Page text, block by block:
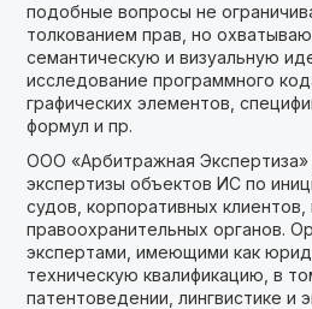
подобные вопросы не
толкованием прав, но
семантическую и визуальную
исследование программного
графических элементов,
формул и пр.
ООО «Арбитражная Экспертиза»
экспертизы объектов ИС по
судов, корпоративных
правоохранительных органов.
экспертами, имеющими как
техническую квалификацию, в
патентоведении, лингвистике и